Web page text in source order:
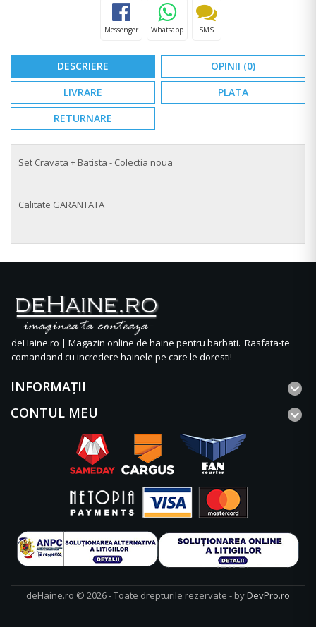
Messenger Whatsapp SMS
DESCRIERE
OPINII (0)
LIVRARE
PLATA
RETURNARE
Set Cravata + Batista - Colectia noua
Calitate GARANTATA
deHaine.ro | Magazin online de haine pentru barbati. Rasfata-te
comandand cu incredere hainele pe care le doresti!
INFORMAŢII
CONTUL MEU
deHaine.ro © 2026 - Toate drepturile rezervate - byDevPro.ro